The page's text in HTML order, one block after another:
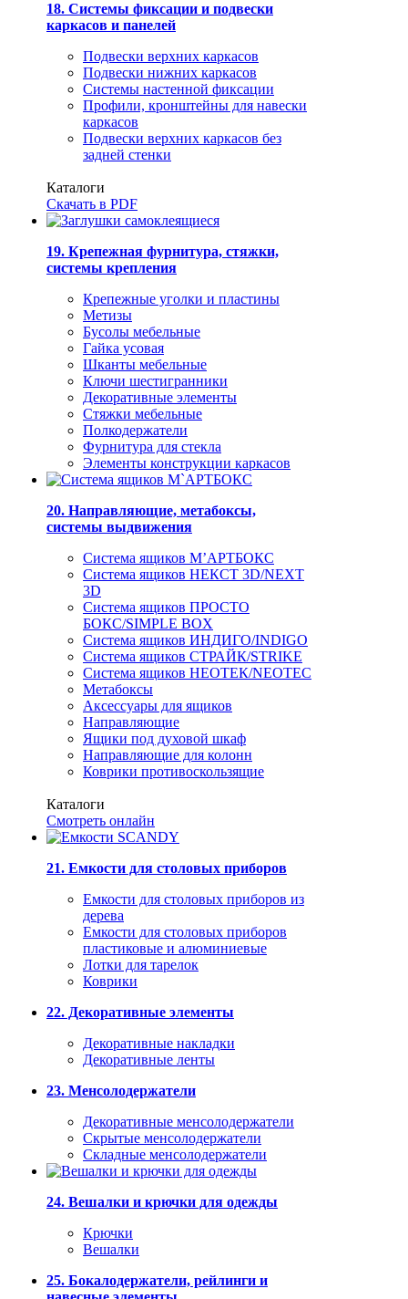
18. Системы фиксации и подвески
каркасов и панелей
Подвески верхних каркасов
Подвески нижних каркасов
Системы настенной фиксации
Профили, кронштейны для навески
каркасов
Подвески верхних каркасов без
задней стенки
Каталоги
Скачать в PDF
19. Крепежная фурнитура, стяжки,
системы крепления
Крепежные уголки и пластины
Метизы
Бусолы мебельные
Гайка усовая
Шканты мебельные
Ключи шестигранники
Декоративные элементы
Стяжки мебельные
Полкодержатели
Фурнитура для стекла
Элементы конструкции каркасов
20. Направляющие, метабоксы,
системы выдвижения
Система ящиков М’АРТБОКС
Система ящиков НЕКСТ 3D/NEXT
3D
Система ящиков ПРОСТО
БОКС/SIMPLE BOX
Система ящиков ИНДИГО/INDIGO
Система ящиков СТРАЙК/STRIKE
Система ящиков НЕОТЕК/NEOTEC
Метабоксы
Аксессуары для ящиков
Направляющие
Ящики под духовой шкаф
Направляющие для колонн
Коврики противоскользящие
Каталоги
Смотреть онлайн
21. Емкости для столовых приборов
Емкости для столовых приборов из
дерева
Емкости для столовых приборов
пластиковые и алюминиевые
Лотки для тарелок
Коврики
22. Декоративные элементы
Декоративные накладки
Декоративные ленты
23. Менсолодержатели
Декоративные менсолодержатели
Скрытые менсолодержатели
Складные менсолодержатели
24. Вешалки и крючки для одежды
Крючки
Вешалки
25. Бокалодержатели, рейлинги и